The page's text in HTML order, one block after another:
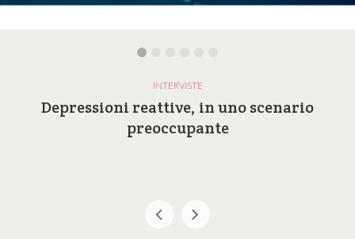
INTERVISTE
Depressioni reattive, in uno scenario
preoccupante